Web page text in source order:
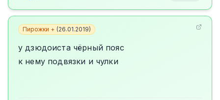
Пирожки + (26.01.2019)
у дзюдоиста чёрный пояс
к нему подвязки и чулки